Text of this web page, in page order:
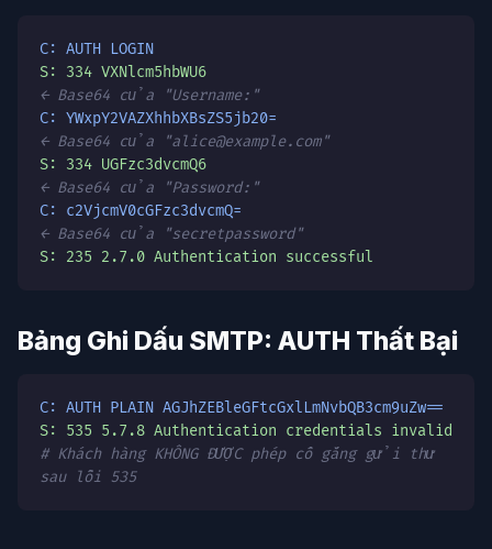
C: AUTH LOGIN
S: 334 VXNlcm5hbWU6
← Base64 của "Username:"
C: YWxpY2VAZXhhbXBsZS5jb20=
← Base64 của "alice@example.com"
S: 334 UGFzc3dvcmQ6
← Base64 của "Password:"
C: c2VjcmV0cGFzc3dvcmQ=
← Base64 của "secretpassword"
S: 235 2.7.0 Authentication successful
Bảng Ghi Dấu SMTP: AUTH Thất Bại
C: AUTH PLAIN AGJhZEBleGFtcGxlLmNvbQB3cm9uZw==
S: 535 5.7.8 Authentication credentials invalid
# Khách hàng KHÔNG ĐƯỢC phép cố gắng gửi thư
sau lỗi 535